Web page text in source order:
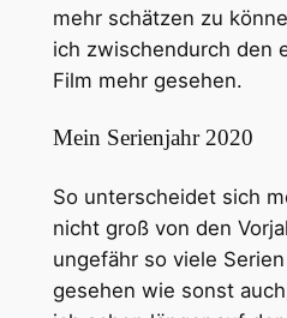
mehr schätzen zu
ich zwischendurch den
Film mehr gesehen.
Mein Serienjahr 2020
So unterscheidet sich
nicht groß von den
ungefähr so viele
gesehen wie sonst